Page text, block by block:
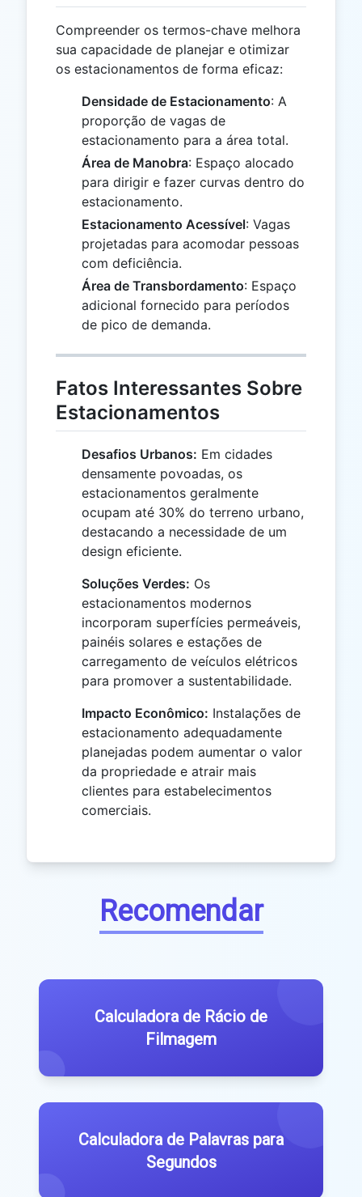
Compreender os termos-chave melhora
sua capacidade de planejar e otimizar
os estacionamentos de forma eficaz:
Densidade de Estacionamento: A
proporção de vagas de
estacionamento para a área total.
Área de Manobra: Espaço alocado
para dirigir e fazer curvas dentro do
estacionamento.
Estacionamento Acessível: Vagas
projetadas para acomodar pessoas
com deficiência.
Área de Transbordamento: Espaço
adicional fornecido para períodos
de pico de demanda.
Fatos Interessantes Sobre
Estacionamentos
Desafios Urbanos: Em cidades
densamente povoadas, os
estacionamentos geralmente
ocupam até 30% do terreno urbano,
destacando a necessidade de um
design eficiente.
Soluções Verdes: Os
estacionamentos modernos
incorporam superfícies permeáveis,
painéis solares e estações de
carregamento de veículos elétricos
para promover a sustentabilidade.
Impacto Econômico: Instalações de
estacionamento adequadamente
planejadas podem aumentar o valor
da propriedade e atrair mais
clientes para estabelecimentos
comerciais.
Recomendar
Calculadora de Rácio de
Filmagem
Calculadora de Palavras para
Segundos